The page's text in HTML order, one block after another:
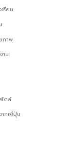
รียน
ภาพ
าน
ไตล์
ากญี่ปุ่น